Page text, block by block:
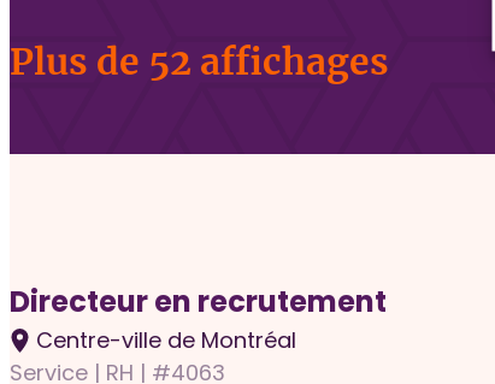
Plus de 52 affichages
Directeur en recrutement
Centre-ville de Montréal
Service | RH | #4063